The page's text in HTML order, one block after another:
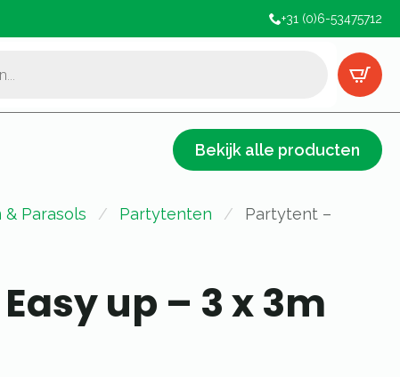
+31 (0)6-53475712
Bekijk alle producten
& Parasols Partytenten
Partytent –
up – 3 x 3m